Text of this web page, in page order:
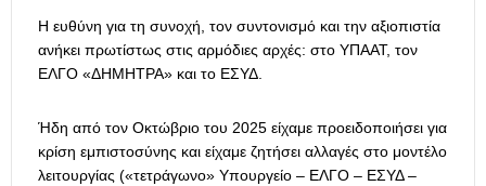
Η ευθύνη για τη συνοχή, τον συντονισμό και την αξιοπιστία
ανήκει πρωτίστως στις αρμόδιες αρχές: στο ΥΠΑΑΤ, τον
ΕΛΓΟ «ΔΗΜΗΤΡΑ» και το ΕΣΥΔ.
Ήδη από τον Οκτώβριο του 2025 είχαμε προειδοποιήσει για
κρίση εμπιστοσύνης και είχαμε ζητήσει αλλαγές στο μοντέλο
λειτουργίας («τετράγωνο» Υπουργείο – ΕΛΓΟ – ΕΣΥΔ –